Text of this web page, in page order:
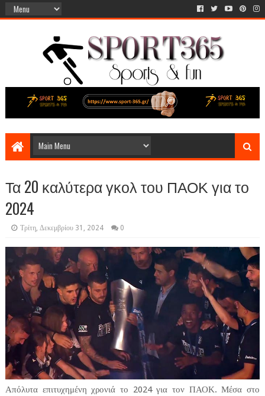
Τα 20 καλύτερα γκολ του ΠΑΟΚ για το
2024
Τρίτη, Δεκεμβρίου 31, 2024 0
Απόλυτα επιτυχημένη χρονιά το 2024 για τον ΠΑΟΚ. Μέσα στο